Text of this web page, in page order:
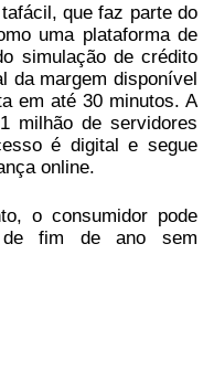
que faz parte do
uma plataforma de
simulação de crédito
da margem disponível
em até 30 minutos. A
milhão de servidores
é digital e segue
online.
o consumidor pode
de fim de ano sem